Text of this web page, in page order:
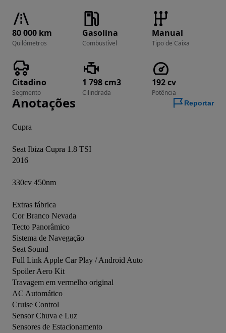
80 000 km
Quilómetros
Gasolina
Combustível
Manual
Tipo de Caixa
Citadino
Segmento
1 798 cm3
Cilindrada
192 cv
Potência
Anotações Reportar
Cupra
Seat Ibiza Cupra 1.8 TSI
2016
330cv 450nm
Extras fábrica
Cor Branco Nevada
Tecto Panorâmico
Sistema de Navegação
Seat Sound
Full Link Apple Car Play / Android Auto
Spoiler Aero Kit
Travagem em vermelho original
AC Automático
Cruise Control
Sensor Chuva e Luz
Sensores de Estacionamento